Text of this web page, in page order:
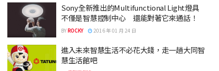
Sony全新推出的Multifunctional Light燈具
不僅是智慧控制中心 還能對著它來通話！
BY ROCKY 2016 年 01 月 24 日
進入未來智慧生活不必花大錢，走一趟大同智
慧生活館吧